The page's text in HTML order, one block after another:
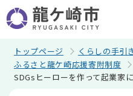
の
ペ
トップページ くらしの手引
ふるさと龍ケ崎応援寄附制度
SDGsヒーローを作って起業家